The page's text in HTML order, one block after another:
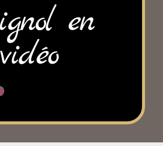
en
vidéo